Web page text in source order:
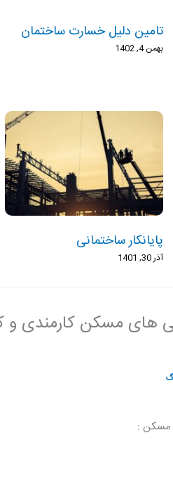
تامین دلیل خسارت ساختمان
بهمن 4, 1402
پایانکار ساختمانی
آذر 30, 1401
مسکن :